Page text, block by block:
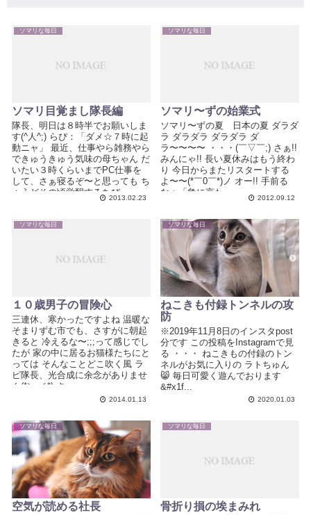
ソマリな毎日
ソマリ目覚まし隊長編
隊長、明日は８時半でお願いしま
す(^人^;) らぴ：「ダメ☆７時に起
動ニャ」 最近、仕事やら雑務やら
できゅうきゅう気味の母ちゃん だ
いたい３時くらいまでPC仕事を
して、さぁ寝るぞ〜と思っても ち
ょうどその頃覚醒するちびっ...
2013.02.23
ソマリな毎日
ソマリ〜ずの始業式
ソマリ〜ずの夏 日本の夏 ダラダ
ラ ダラダラ ダラダラ ダ
ラ〜〜〜〜 ・・・(￣▽￣;) さぁ!!
みんにゃ!! 長い夏休みはもう終わ
り 今日からまたリスタートする
よ〜〜(*￣0￣*)ノ オー!! 手前る
な：「急に言わ...
2012.09.12
ソマリな毎日
１０歳男子の冒険心
三連休、寒かったですよね 温暖な
そまりずむ市でも、さすがに朝起
きると 冷えるな〜;;;って感じでし
たが 家の中に居るお猫様たちにと
っては そんなことどこ吹く風 ラ
ピ隊長、光合成に余念がありませ
ん(*≧ｍ≦*) さ...
2014.01.13
ソマリな毎日
ねこきも付録トンネルの攻
防
※2019年11月8日のインスタpost
分です この投稿をInstagramで見
る ・・・ ねこきもの付録のトン
ネルがお気に入りの ラトちゅん
😸 毎日可愛く遊んでおります
&#x1f...
2020.01.03
ソマリな毎日
空気が読める社長
ソマリな毎日
骨折り損の埃まみれ